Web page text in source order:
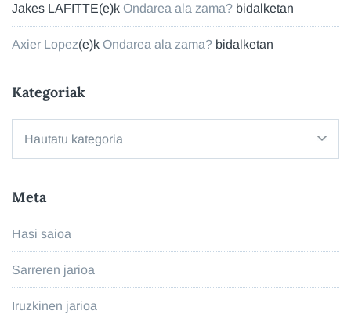
Jakes LAFITTE(e)k Ondarea ala zama? bidalketan
Axier Lopez(e)k Ondarea ala zama? bidalketan
Kategoriak
Meta
Hasi saioa
Sarreren jarioa
Iruzkinen jarioa